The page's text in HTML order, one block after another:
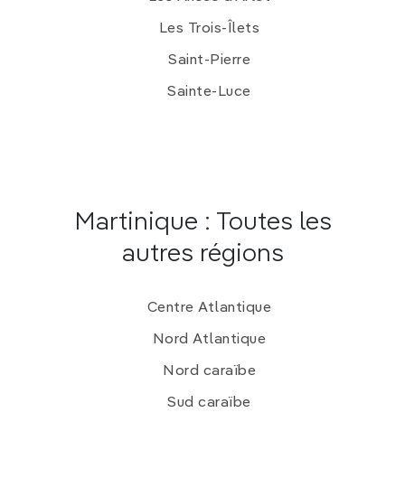
Les Trois-Îlets
Saint-Pierre
Sainte-Luce
Martinique : Toutes les
autres régions
Centre Atlantique
Nord Atlantique
Nord caraïbe
Sud caraïbe